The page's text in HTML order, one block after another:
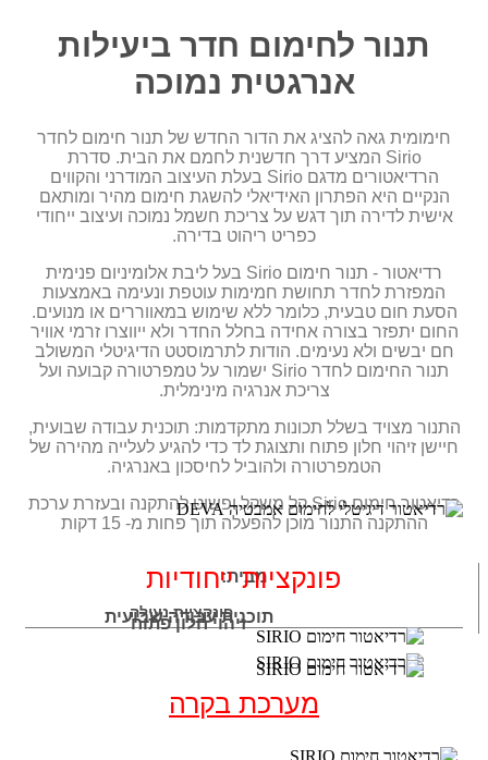
תנור לחימום חדר ביעילות
אנרגטית נמוכה
חימומית גאה להציג את הדור החדש של תנור חימום לחדר
Sirio המציע דרך חדשנית לחמם את הבית. סדרת
הרדיאטורים מדגם Sirio בעלת העיצוב המודרני והקווים
הנקיים היא הפתרון האידיאלי להשגת חימום מהיר ומותאם
אישית לדירה תוך דגש על צריכת חשמל נמוכה ועיצוב ייחודי
כפריט ריהוט בדירה.
רדיאטור - תנור חימום Sirio בעל ליבת אלומיניום פנימית
המפזרת לחדר תחושת חמימות עוטפת ונעימה באמצעות
הסעת חום טבעית, כלומר ללא שימוש במאווררים או מנועים.
החום יתפזר בצורה אחידה בחלל החדר ולא ייווצרו זרמי אוויר
חם יבשים ולא נעימים. הודות לתרמוסטט הדיגיטלי המשולב
תנור החימום לחדר Sirio ישמור על טמפרטורה קבועה ועל
צריכת אנרגיה מינימלית.
התנור מצויד בשלל תכונות מתקדמות: תוכנית עבודה שבועית,
חיישן זיהוי חלון פתוח ותצוגת לד כדי להגיע לעלייה מהירה של
הטמפרטורה ולהוביל לחיסכון באנרגיה.
רדיאטור חימום Sirio קל משקל ופשוט להתקנה ובעזרת ערכת
ההתקנה התנור מוכן להפעלה תוך פחות מ- 15 דקות
מבית:
פונקציות ייחודיות
פונקציית נעילה
תוכנית עבודה שבועית
זיהוי חלון פתוח
מערכת בקרה